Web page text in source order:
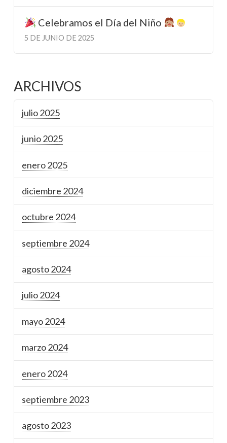
Celebramos el Día del Niño
5 DE JUNIO DE 2025
ARCHIVOS
julio 2025
junio 2025
enero 2025
diciembre 2024
octubre 2024
septiembre 2024
agosto 2024
julio 2024
mayo 2024
marzo 2024
enero 2024
septiembre 2023
agosto 2023